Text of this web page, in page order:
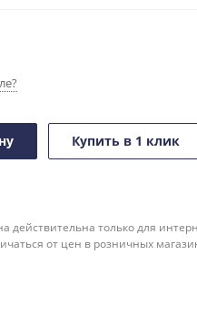
Купить в 1 клик
действительна только для
от цен в розничных